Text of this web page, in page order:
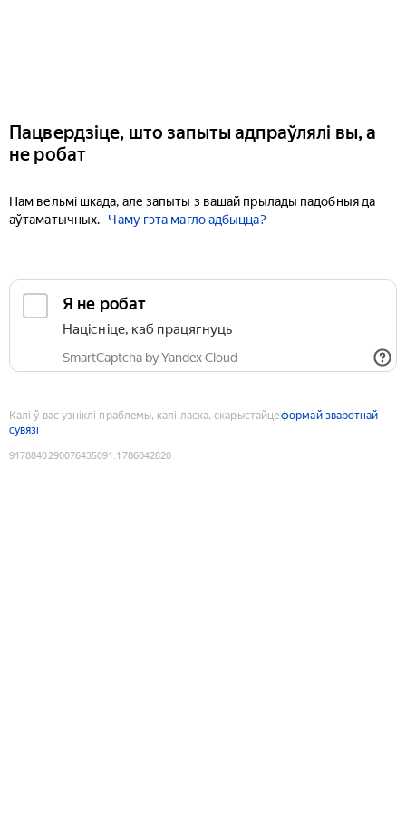
Пацвердзіце, што запыты адпраўлялі вы, а
не робат
Нам вельмі шкада, але запыты з вашай прылады падобныя да
аўтаматычных.
Чаму гэта магло адбыцца?
Я не робат
Націсніце, каб працягнуць
SmartCaptcha by Yandex Cloud
Калі ў вас узніклі праблемы, калі ласка, скарыстайцеформай зваротнай
сувязі
9178840290076435091 :1786042820